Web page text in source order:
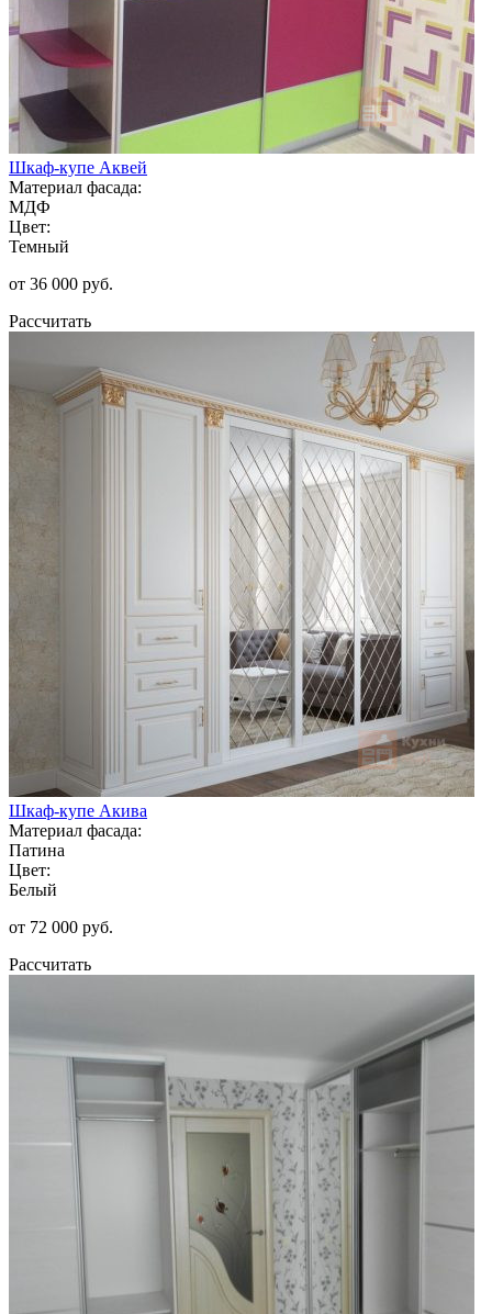
Шкаф-купе Аквей
Материал фасада:
МДФ
Цвет:
Темный
от 36 000 руб.
Рассчитать
Шкаф-купе Акива
Материал фасада:
Патина
Цвет:
Белый
от 72 000 руб.
Рассчитать